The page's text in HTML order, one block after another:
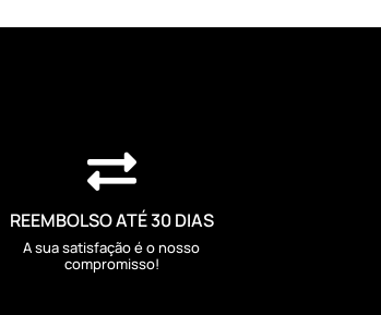

REEMBOLSO ATÉ 30 DIAS
A sua satisfação é o nosso
compromisso!